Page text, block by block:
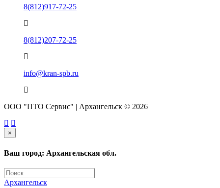
8(812)917-72-25
8(812)207-72-25
info@kran-spb.ru
ООО "ПТО Сервис" | Архангельск © 2026
×
Ваш город: Архангельская обл.
Архангельск